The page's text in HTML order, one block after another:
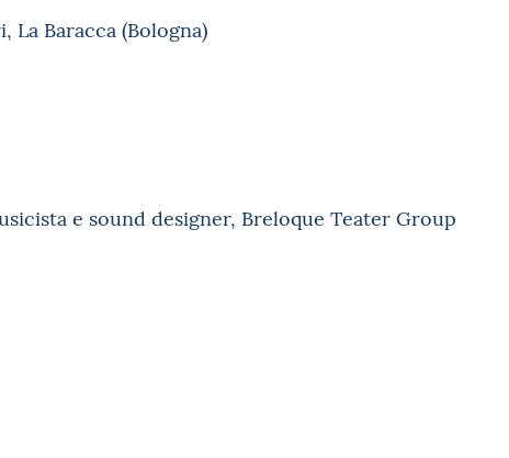
Baracca (Bologna)
e sound designer, Breloque Teater Group